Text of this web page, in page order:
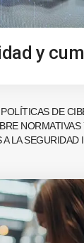
y
DE
LA SEGURIDAD